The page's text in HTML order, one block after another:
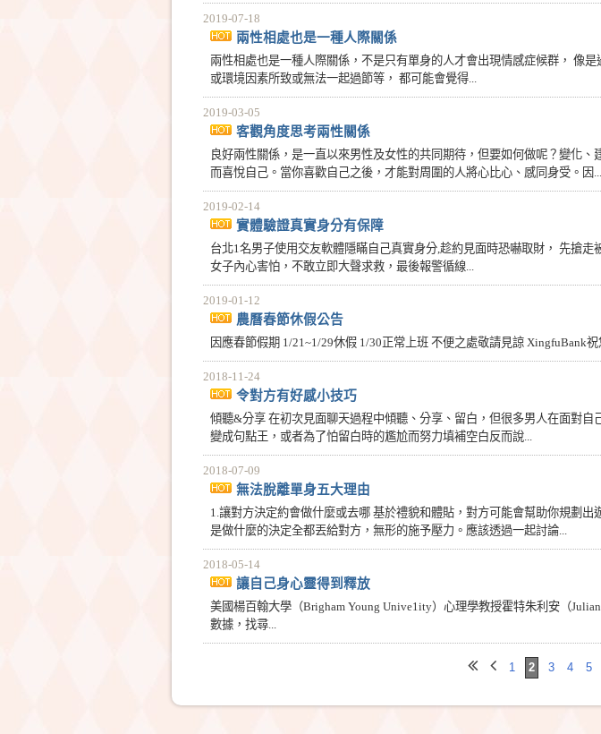
2019-07-18
兩性相處也是一種人際關係
兩性相處也是一種人際關係，不是只有單身的人才會出現情感症候群， 像
或環境因素所致或無法一起過節等， 都可能會覺得...
2019-03-05
客觀角度思考兩性關係
良好兩性關係，是一直以來男性及女性的共同期待，但要如何做呢？變化
而喜悅自己。當你喜歡自己之後，才能對周圍的人將心比心、感同身受。因...
2019-02-14
實體驗證真實身分有保障
台北1名男子使用交友軟體隱瞞自己真實身分,趁約見面時恐嚇取財， 先搶
女子內心害怕，不敢立即大聲求救，最後報警循線...
2019-01-12
農曆春節休假公告
因應春節假期 1/21~1/29休假 1/30正常上班 不便之處敬請見諒 XingfuBank
2018-11-24
令對方有好感小技巧
傾聽&分享 在初次見面聊天過程中傾聽、分享、留白，但很多男人在面對
變成句點王，或者為了怕留白時的尷尬而努力填補空白反而說...
2018-07-09
無法脫離單身五大理由
1.讓對方決定約會做什麼或去哪 基於禮貌和體貼，對方可能會幫助你規劃
是做什麼的決定全都丟給對方，無形的施予壓力。應該透過一起討論...
2018-05-14
讓自己身心靈得到釋放
美國楊百翰大學（Brigham Young Unive1ity）心理學教授霍特朱利安（
數據，找尋...
1 2 3 4 5